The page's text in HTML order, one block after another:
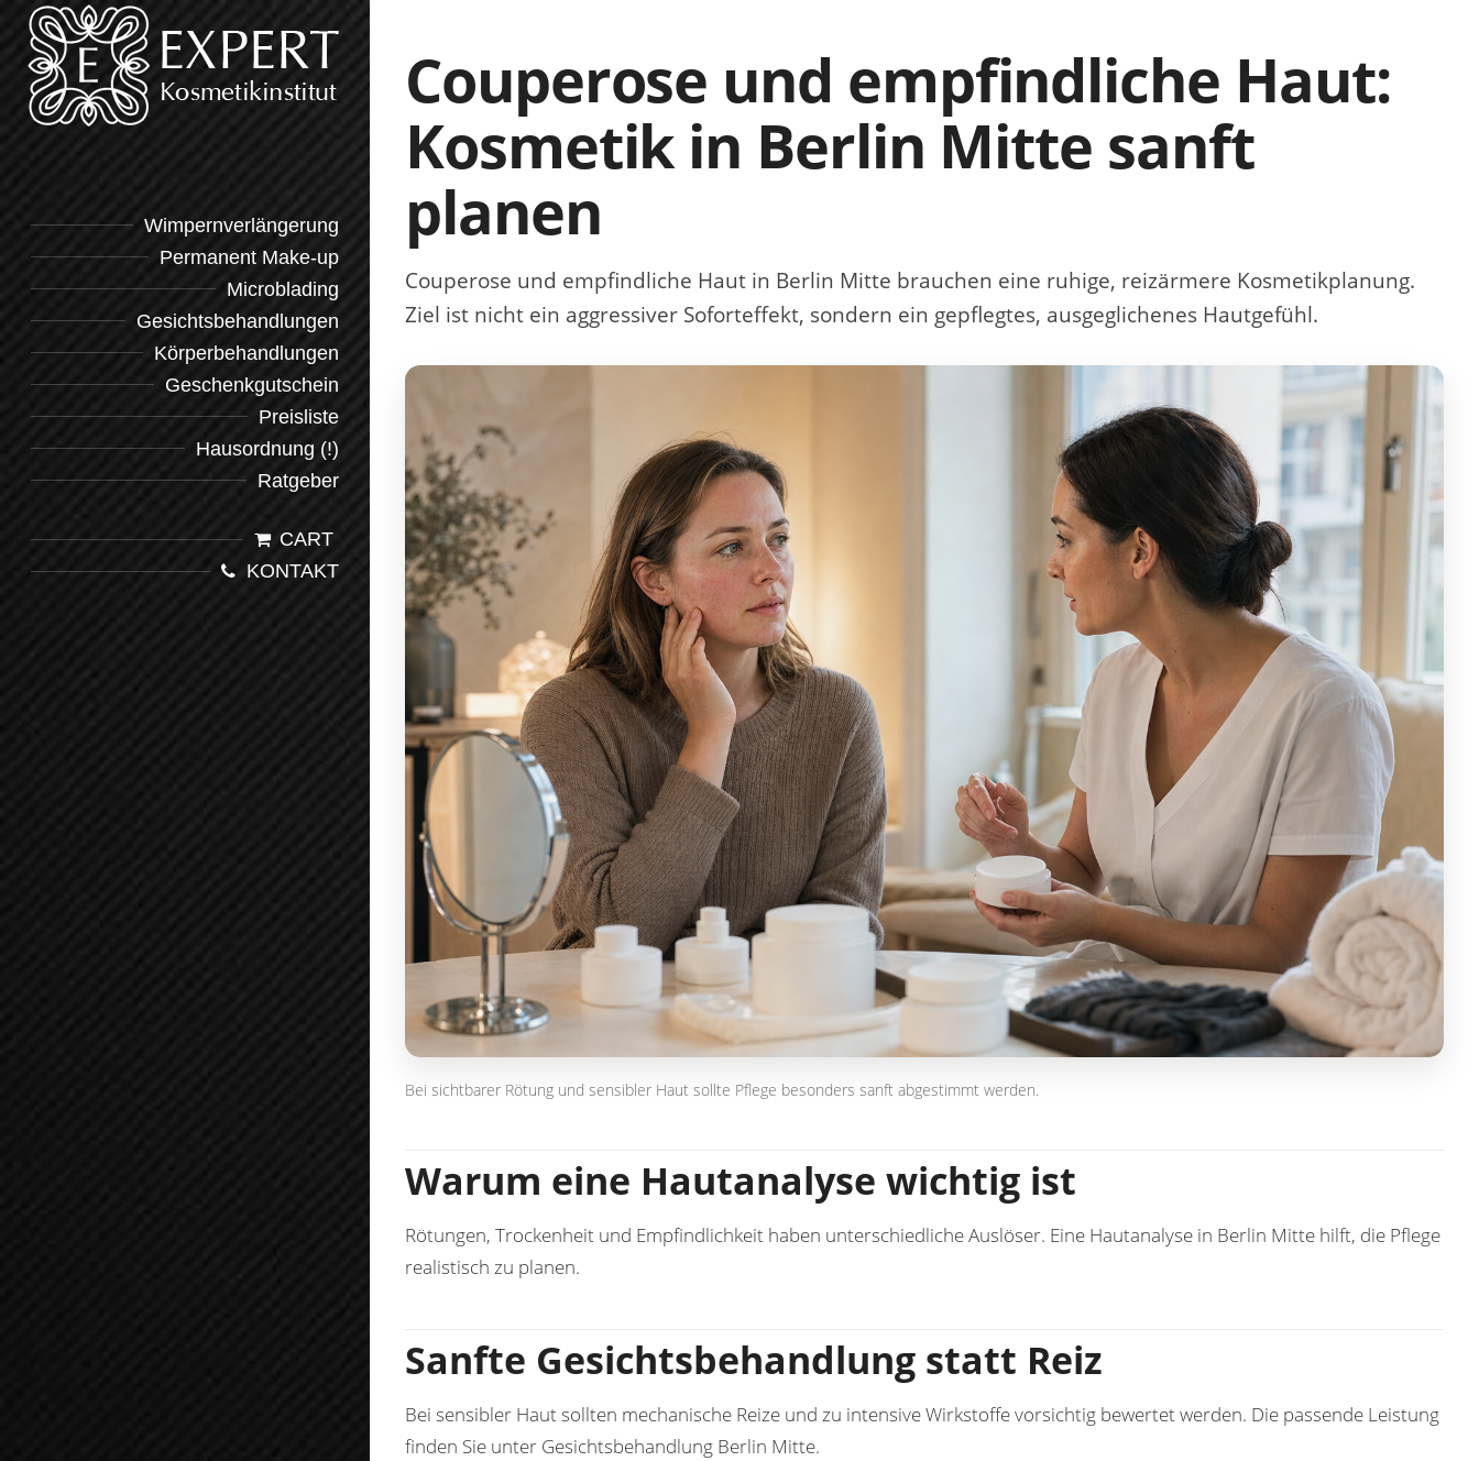
Wimpernverlängerung
Permanent Make-up
Microblading
Gesichtsbehandlungen
Körperbehandlungen
Geschenkgutschein
Preisliste
Hausordnung (!)
Ratgeber
CART
KONTAKT
Couperose und empfindliche Haut:
Kosmetik in Berlin Mitte sanft
planen
Couperose und empfindliche Haut in Berlin Mitte brauchen eine ruhige, reizärmere Kosmetikplanung.
Ziel ist nicht ein aggressiver Soforteffekt, sondern ein gepflegtes, ausgeglichenes Hautgefühl.
Bei sichtbarer Rötung und sensibler Haut sollte Pflege besonders sanft abgestimmt werden.
Warum eine Hautanalyse wichtig ist
Rötungen, Trockenheit und Empfindlichkeit haben unterschiedliche Auslöser. Eine Hautanalyse in Berlin Mitte hilft, die Pflege
realistisch zu planen.
Sanfte Gesichtsbehandlung statt Reiz
Bei sensibler Haut sollten mechanische Reize und zu intensive Wirkstoffe vorsichtig bewertet werden. Die passende Leistung
finden Sie unter Gesichtsbehandlung Berlin Mitte.